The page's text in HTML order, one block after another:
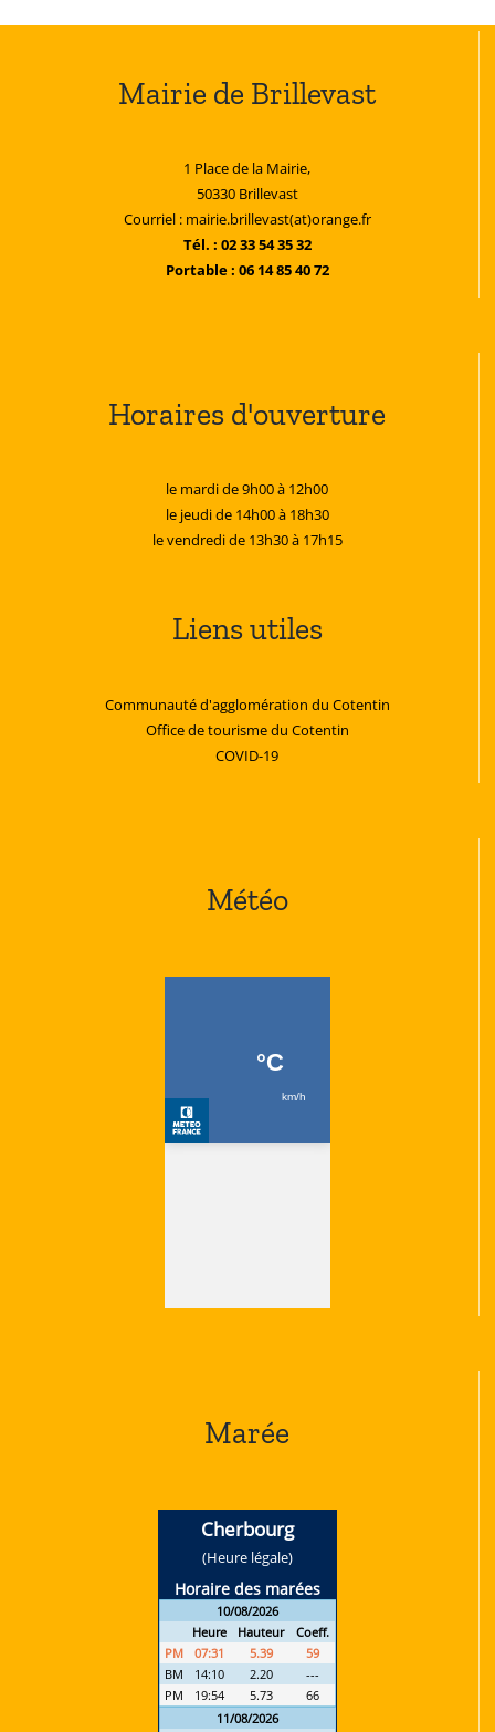
Mairie de Brillevast
1 Place de la Mairie,
50330 Brillevast
Courriel : mairie.brillevast(at)orange.fr
Tél. : 02 33 54 35 32
Portable : 06 14 85 40 72
Horaires d'ouverture
le mardi de 9h00 à 12h00
le jeudi de 14h00 à 18h30
le vendredi de 13h30 à 17h15
Liens utiles
Communauté d'agglomération du Cotentin
Office de tourisme du Cotentin
COVID-19
Météo
Marée